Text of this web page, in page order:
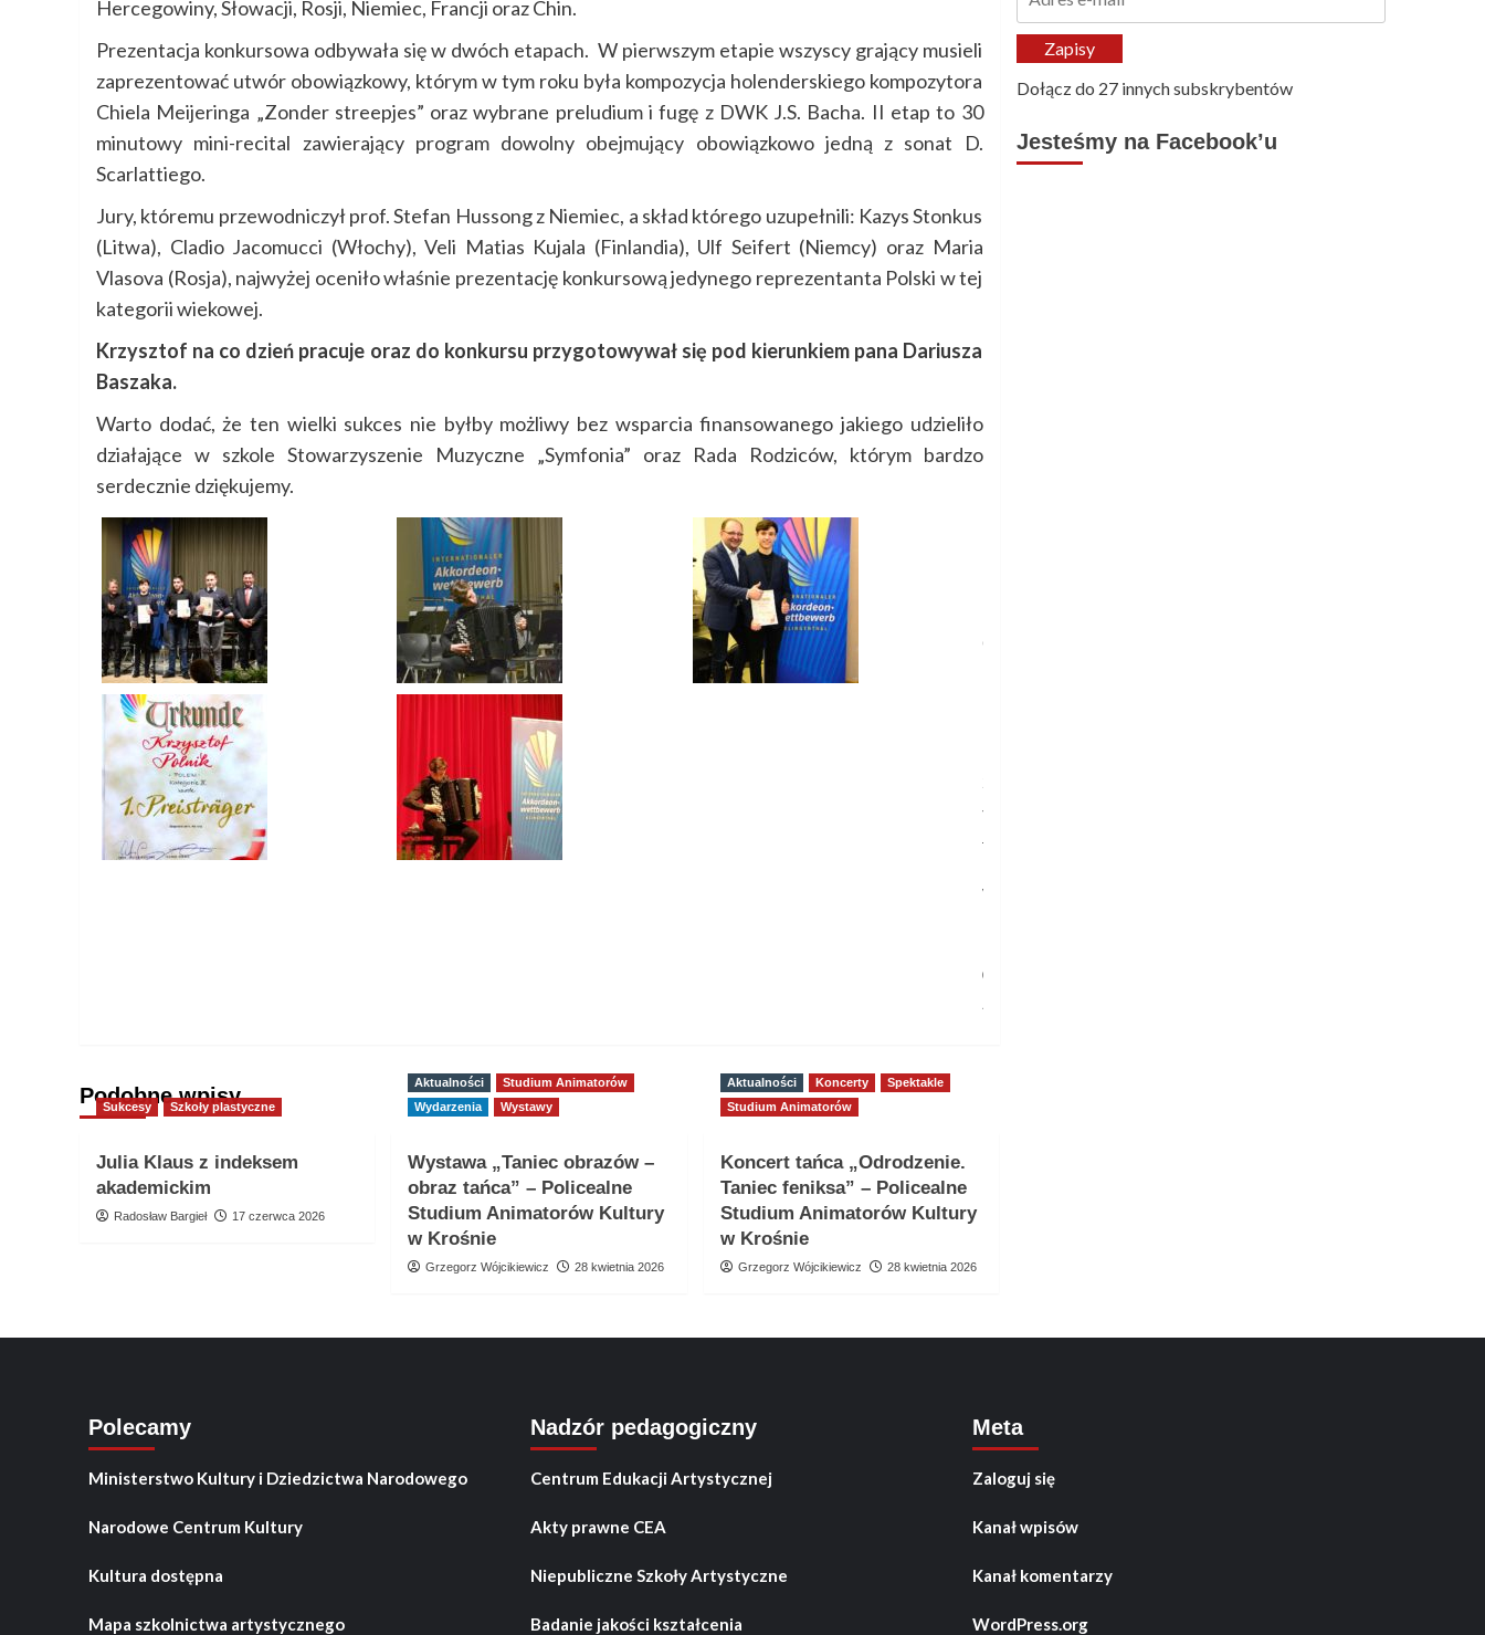
Hercegowiny, Słowacji, Rosji, Niemiec, Francji oraz Chin.
Prezentacja konkursowa odbywała się w dwóch etapach. W pierwszym etapie wszyscy grający musieli
zaprezentować utwór obowiązkowy, którym w tym roku była kompozycja holenderskiego kompozytora
Chiela Meijeringa „Zonder streepjes” oraz wybrane preludium i fugę z DWK J.S. Bacha. II etap to 30
minutowy mini-recital zawierający program dowolny obejmujący obowiązkowo jedną z sonat D.
Scarlattiego.
Jury, któremu przewodniczył prof. Stefan Hussong z Niemiec, a skład którego uzupełnili: Kazys Stonkus
(Litwa), Cladio Jacomucci (Włochy), Veli Matias Kujala (Finlandia), Ulf Seifert (Niemcy) oraz Maria
Vlasova (Rosja), najwyżej oceniło właśnie prezentację konkursową jedynego reprezentanta Polski w tej
kategorii wiekowej.
Krzysztof na co dzień pracuje oraz do konkursu przygotowywał się pod kierunkiem pana Dariusza
Baszaka.
Warto dodać, że ten wielki sukces nie byłby możliwy bez wsparcia finansowanego jakiego udzieliło
działające w szkole Stowarzyszenie Muzyczne „Symfonia” oraz Rada Rodziców, którym bardzo
serdecznie dziękujemy.
Ogólnopolski
okazji 30-
Szkoły
PRO
Podobne wpisy
Sukcesy Szkoły plastyczne
Julia Klaus z indeksem
akademickim
Radosław Bargieł 17 czerwca 2026
Aktualności
Studium Animatorów
Wydarzenia
Wystawy
Wystawa „Taniec obrazów –
obraz tańca” – Policealne
Studium Animatorów Kultury
w Krośnie
Grzegorz Wójcikiewicz 28 kwietnia 2026
Aktualności Koncerty
Spektakle
Studium Animatorów
Koncert tańca „Odrodzenie.
Taniec feniksa” – Policealne
Studium Animatorów Kultury
w Krośnie
Grzegorz Wójcikiewicz 28 kwietnia 2026
mailZapisy
Dołącz do 27 innych subskrybentów
Jesteśmy na Facebook’u
Polecamy
Ministerstwo Kultury i Dziedzictwa Narodowego
Narodowe Centrum Kultury
Kultura dostępna
Mapa szkolnictwa artystycznego
Nadzór pedagogiczny
Centrum Edukacji Artystycznej
Akty prawne CEA
Niepubliczne Szkoły Artystyczne
Badanie jakości kształcenia
Meta
Zaloguj się
Kanał wpisów
Kanał komentarzy
WordPress.org